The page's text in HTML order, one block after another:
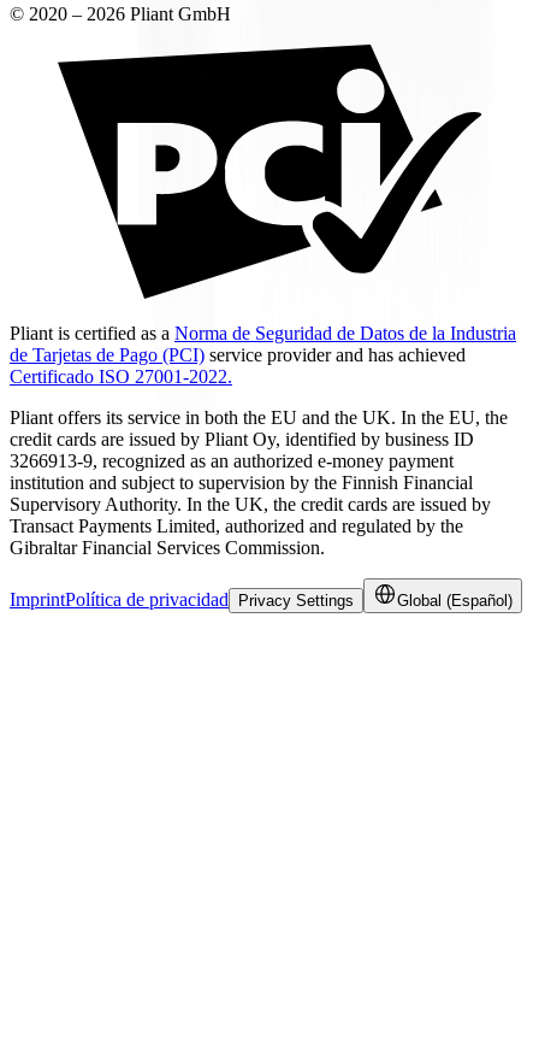
© 2020 – 2026 Pliant GmbH
Pliant is certified as a Norma de Seguridad de Datos de la Industria
de Tarjetas de Pago (PCI) service provider and has achieved
Certificado ISO 27001-2022.
Pliant offers its service in both the EU and the UK. In the EU, the
credit cards are issued by Pliant Oy, identified by business ID
3266913-9, recognized as an authorized e-money payment
institution and subject to supervision by the Finnish Financial
Supervisory Authority. In the UK, the credit cards are issued by
Transact Payments Limited, authorized and regulated by the
Gibraltar Financial Services Commission.
ImprintPolítica de privacidad Privacy Settings Global (Español)